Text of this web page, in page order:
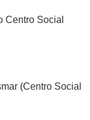
Centro Social
(Centro Social